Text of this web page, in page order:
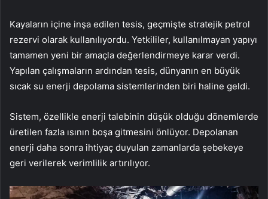
Kayaların içine inşa edilen tesis, geçmişte stratejik petrol
rezervi olarak kullanılıyordu. Yetkililer, kullanılmayan yapıyı
tamamen yeni bir amaçla değerlendirmeye karar verdi.
Yapılan çalışmaların ardından tesis, dünyanın en büyük
sıcak su enerji depolama sistemlerinden biri haline geldi.
Sistem, özellikle enerji talebinin düşük olduğu dönemlerde
üretilen fazla ısının boşa gitmesini önlüyor. Depolanan
enerji daha sonra ihtiyaç duyulan zamanlarda şebekeye
geri verilerek verimlilik artırılıyor.